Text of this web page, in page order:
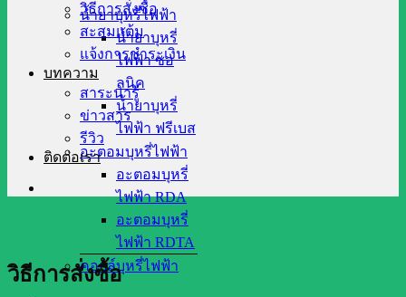
น้ำยาบุหรี่ไฟฟ้า
น้ำยาบุหรี่
ไฟฟ้า ซอ
ลนิค
น้ำยาบุหรี่
ไฟฟ้า ฟรีเบส
อะตอมบุหรี่ไฟฟ้า
อะตอมบุหรี่
ไฟฟ้า RDA
อะตอมบุหรี่
ไฟฟ้า RDTA
คอยล์บุหรี่ไฟฟ้า
วิธีการสั่งซื้อ
สะสมแต้ม
แจ้งการชำระเงิน
บทความ
สาระน่ารู้
ข่าวสาร
รีวิว
ติดต่อเรา
วิธีการสั่งซื้อ